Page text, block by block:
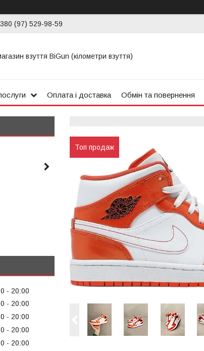
(97) 529-98-59
взуття BiGun (кілометри взуття)
Оплата і доставка Обмін та повернення
Топ продаж
20:00
20:00
20:00
20:00
20:00